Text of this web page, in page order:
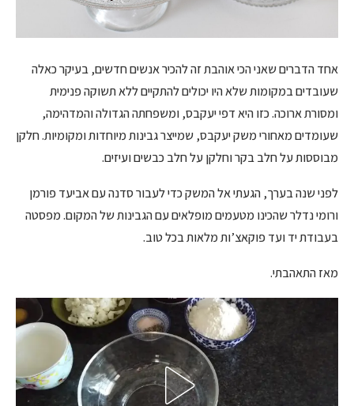
אחד הדברים שאני הכי אוהבת זה להכיר אנשים חדשים, בעיקר כאלה
שעובדים במקומות שלא היו יכולים להתקיים ללא תשוקה פנימית
ומסורת ארוכה. כזו היא דפי יעקבס, ומשפחתה הגדולה והמדהימה,
שעומדים מאחורי משק יעקבס, שמייצר גבינות מיוחדות ומקומיות. חלקן
מבוססות על חלב בקר וחלקן על חלב כבשים ועיזים.
לפני שנה בערך, הגעתי אל המשק כדי לעבור סדנה עם אביעד פורמן
ורומי נדלר שהכינו מטעמים מופלאים עם הגבינות של המקום. מפסטה
בעבודת יד ועד פוקאצ’ות מלאות בכל טוב.
מאז התאהבתי.